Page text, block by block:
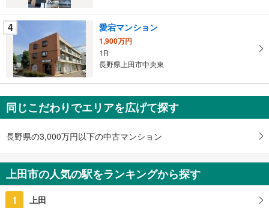
す
る
4 愛宕マンション
1,900万円
1R
長野県上田市中央東
同じこだわりでエリアを広げて探す
長野県の3,000万円以下の中古マンション
上田市の人気の駅をランキングから探す
1 上田